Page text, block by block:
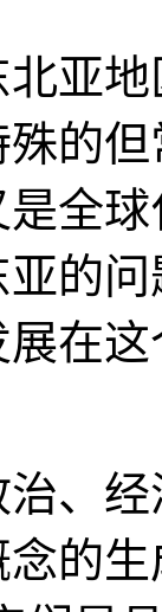
北亚
的
全
的
在
、
的